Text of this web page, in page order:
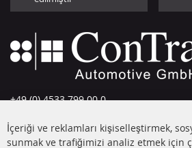
+49 (0) 4533 799 00 0
info@contra-automotive.de
İçeriği ve reklamları kişiselleştirmek,
sunmak ve trafiğimizi analiz etmek için